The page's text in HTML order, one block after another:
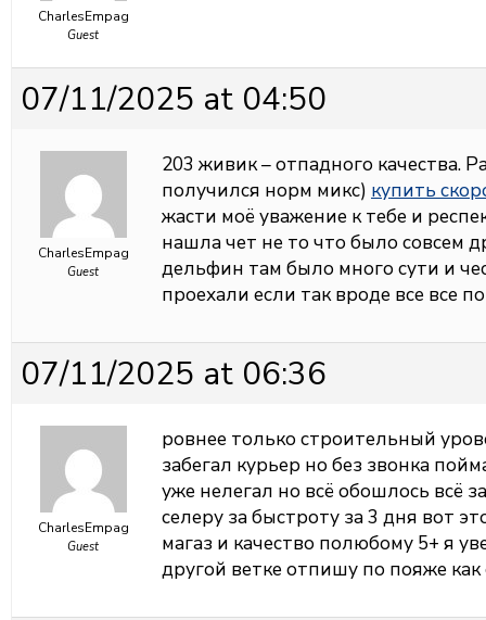
CharlesEmpag
Guest
07/11/2025 at 04:50
CharlesEmpag
Guest
203 живик – отпадного качества.
получился норм микс) купить
жасти моё уважение к тебе и
нашла чет не то что было совсем
дельфин там было много сути и
проехали если так вроде все все
07/11/2025 at 06:36
CharlesEmpag
Guest
ровнее только строительный
забегал курьер но без звонка
уже нелегал но всё обошлось всё
селеру за быстроту за 3 дня вот
магаз и качество полюбому 5+ я
другой ветке отпишу по пояже как